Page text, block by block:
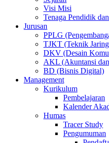
Visi Misi
Tenaga Pendidik
Jurusan
PPLG
TJKT (Teknik
DKV (Desain
AKL (Akuntansi
BD (Bisnis Digital)
Management
Kurikulum
Pembelajaran
Kalender
Humas
Tracer Study
Pengumuman